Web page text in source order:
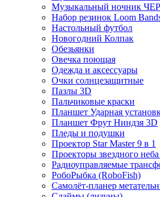
Музыкальный ночник
Набор резинок Loom
Настольный футбол
Новогодний Колпак
Обезьянки
Овечка поющая
Одежда и аксессуары
Очки солнцезащитные
Пазлы 3D
Пальчиковые краски
Планшет Ударная
Планшет Фрут Ниндзя 3D
Пледы и подушки
Проектор Star Master 9 в 1
Проекторы звездного
Радиоуправляемые
РобоРыбка (RoboFish)
Самолёт-планер